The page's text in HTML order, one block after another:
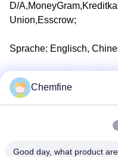
D/
Union,Esscrow;
Sprache: Englisch,
Umbauten:
72-18-4 Cas Nein
L-Valin-Pulver CASs
Chemfine
Good day, what product